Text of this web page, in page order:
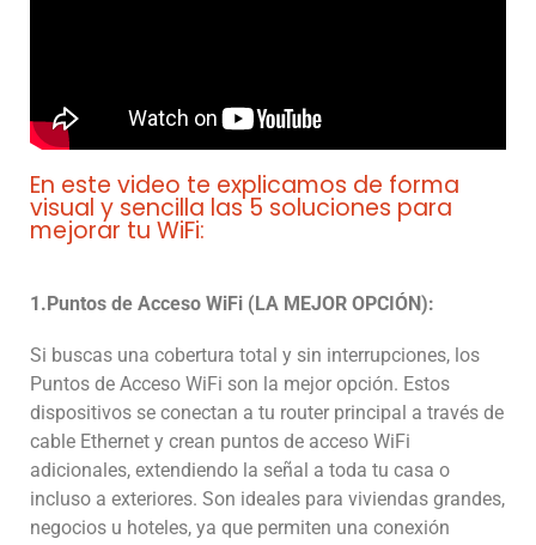
En este video te explicamos de forma
visual y sencilla las 5 soluciones para
mejorar tu WiFi:
1.Puntos de Acceso WiFi (LA MEJOR OPCIÓN):
Si buscas una cobertura total y sin interrupciones, los
Puntos de Acceso WiFi son la mejor opción. Estos
dispositivos se conectan a tu router principal a través de
cable Ethernet y crean puntos de acceso WiFi
adicionales, extendiendo la señal a toda tu casa o
incluso a exteriores. Son ideales para viviendas grandes,
negocios u hoteles, ya que permiten una conexión